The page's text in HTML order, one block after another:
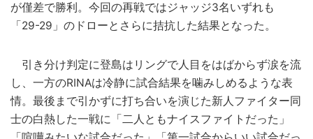
が僅差で勝利。今回の再戦ではジャッジ3名いずれも
「29-29」のドローとさらに拮抗した結果となった。
引き分け判定に登島はリングで人目をはばからず涙を流
し、一方のRINAは冷静に試合結果を噛みしめるような表
情。最後まで引かずに打ち合いを演じた新人ファイター同
士の白熱した一戦に「二人ともナイスファイトだった」